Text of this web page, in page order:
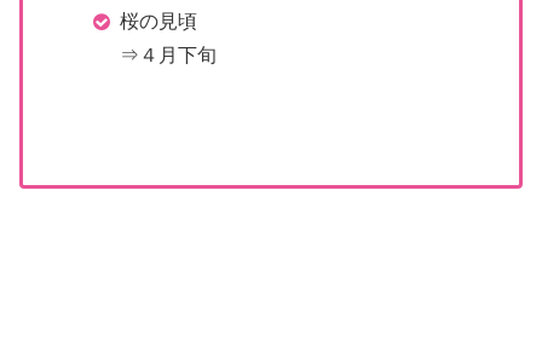
桜の見頃
⇒４月下旬